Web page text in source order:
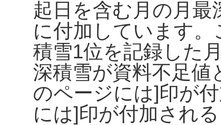
起日を含む月の月最
に付加しています
積雪1位を記録した
深積雪が資料不足
のページには]印が
には]印が付加され